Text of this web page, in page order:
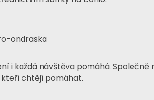
ondraska
i každá návštěva pomáhá. Společně
kteří chtějí pomáhat.